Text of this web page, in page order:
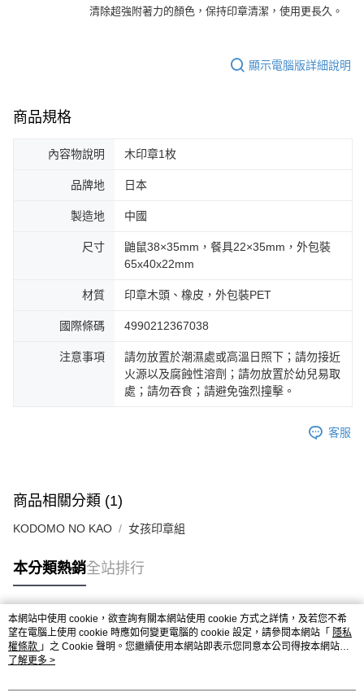
清除超強附著力的顏色，保持印章清潔，使用更長久。
顯示電腦版詳細說明
商品規格
內容物說明 木印章1枚
品牌地 日本
製造地 中國
尺寸
鼬鼠38×35mm，餐具22×35mm，外包裝
65x40x22mm
材質 印章木頭、橡皮，外包裝PET
國際條碼 4990212367038
注意事項
請勿放置於潮濕處或高溫日照下；請勿接近
火源以及腐蝕性溶劑；請勿放置於幼兒易取
處；請勿吞食；請避免強烈撞擊。
客服
商品相關分類 (1)
KODOMO NO KAO 女孩印章組
本分類熱銷全站排行
熱門標籤
本網站中使用 cookie，欲查詢有關本網站使用 cookie 方式之詳情，及若您不希
望在電腦上使用 cookie 時應如何變更電腦的 cookie 設定，請參閱本網站「 隱私
權條款 」之 Cookie 聲明。您繼續使用本網站即表示您同意本公司得按本網站使
用條款之 Cookie 聲明使用 cookie。
了解更多 >